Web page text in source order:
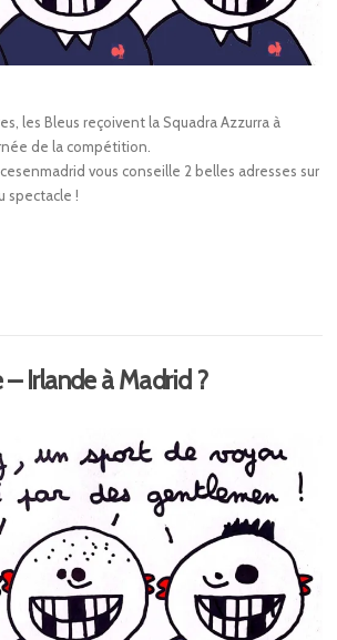
les Bleus reçoivent la Squadra Azzurra à
de la compétition.
vous conseille 2 belles adresses sur
spectacle !
– Irlande à Madrid ?